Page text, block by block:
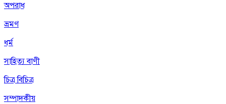
অপরাধ
ভ্রমণ
ধর্ম
সাহিত্য বাণী
চিত্র বিচিত্র
সম্পাদকীয়